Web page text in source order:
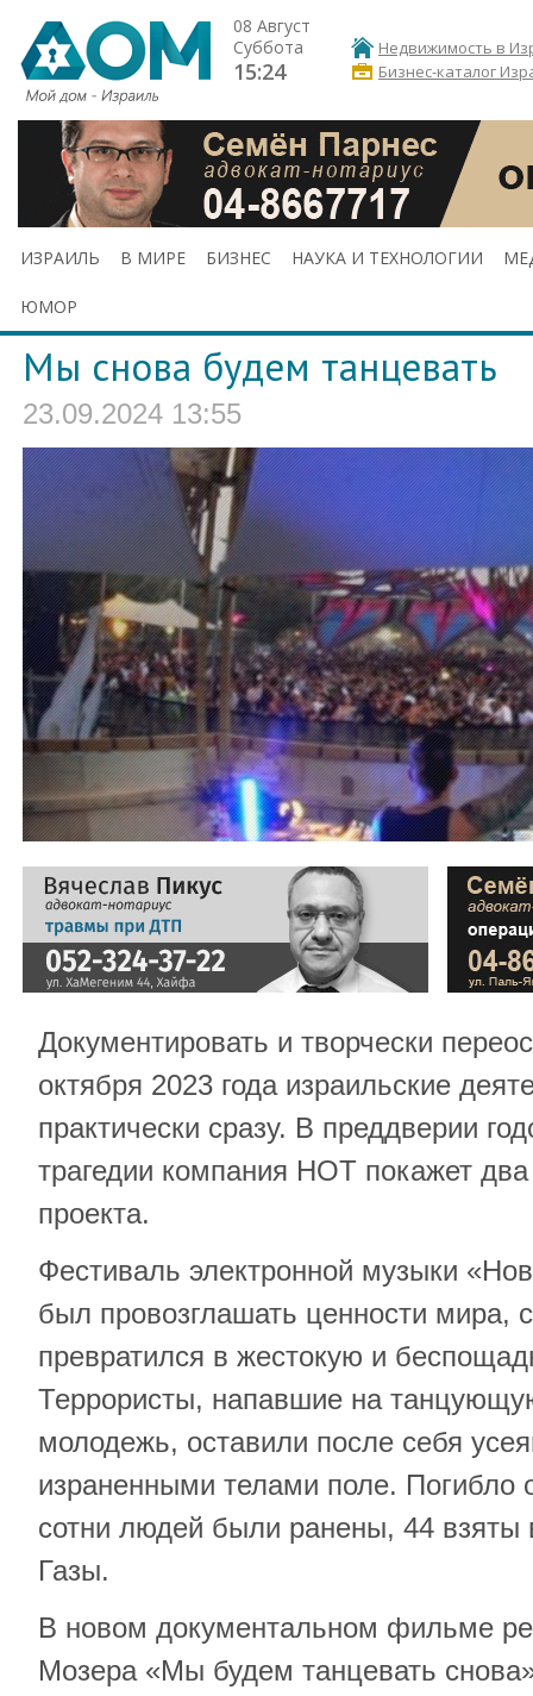
08 Август
Суббота
15:24
Недвижимость в
Бизнес-каталог
ИЗРАИЛЬ В МИРЕ БИЗНЕС НАУКА И ТЕХНОЛОГИИ
ЮМОР
Мы снова будем танцевать
23.09.2024 13:55
Документировать и творчески
октября 2023 года израильские
практически сразу. В преддверии
трагедии компания НОТ покажет
проекта.
Фестиваль электронной музыки
был провозглашать ценности мира,
превратился в жестокую и
Террористы, напавшие на
молодежь, оставили после себя
израненными телами поле. Погибло
сотни людей были ранены, 44 взяты
Газы.
В новом документальном фильме
Мозера «Мы будем танцевать